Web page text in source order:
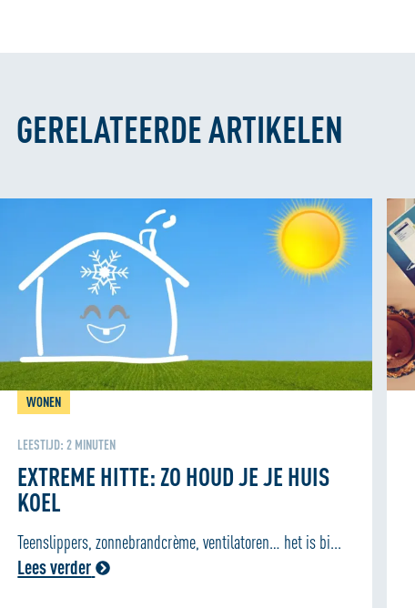
GERELATEERDE ARTIKELEN
WONEN
LEESTIJD: 2 MINUTEN
EXTREME HITTE: ZO HOUD JE JE HUIS
KOEL
Teenslippers, zonnebrandcrème, ventilatoren… het is bi...
Lees verder